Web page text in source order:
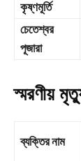
কৃষ্ণমূর্তি
চেতেশ্বর
পূজারা
স্মরণীয়
ব্যক্তির নাম